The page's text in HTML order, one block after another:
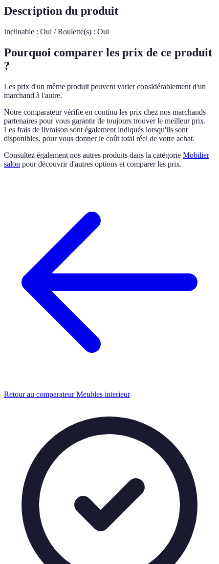
Description du produit
Inclinable : Oui / Roulette(s) : Oui
Pourquoi comparer les prix de ce produit
?
Les prix d'un même produit peuvent varier considérablement d'un
marchand à l'autre.
Notre comparateur vérifie en continu les prix chez nos marchands
partenaires pour vous garantir de toujours trouver le meilleur prix.
Les frais de livraison sont également indiqués lorsqu'ils sont
disponibles, pour vous donner le coût total réel de votre achat.
Consultez également nos autres produits dans la catégorie Mobilier
salon pour découvrir d'autres options et comparer les prix.
Retour au comparateur Meubles interieur